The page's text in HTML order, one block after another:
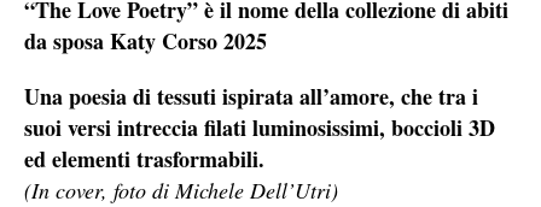
“The Love Poetry” è il nome della collezione di abiti
da sposa Katy Corso 2025
Una poesia di tessuti ispirata all’amore, che tra i
suoi versi intreccia filati luminosissimi, boccioli 3D
ed elementi trasformabili.
(In cover, foto di Michele Dell’Utri)